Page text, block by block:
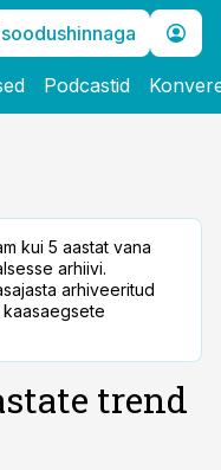
Podcastid
kui 5 aastat vana
arhiivi.
arhiveeritud
trend